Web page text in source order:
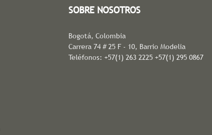
SOBRE NOSOTROS
Bogotá, Colombia
Carrera 74 # 25 F - 10, Barrio Modelia
Teléfonos: +57(1) 263 2225 +57(1) 295 0867